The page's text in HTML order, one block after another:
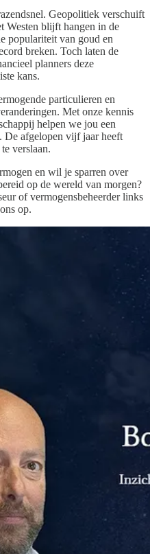
Geopolitiek verschuift
Westen blijft hangen in de
populariteit van goud en
breken. Toch laten de
planners deze
kans.
particulieren en
Met onze kennis
helpen we jou een
De afgelopen vijf jaar heeft
verslaan.
en wil je sparren over
op de wereld van morgen?
of vermogensbeheerder links
op.